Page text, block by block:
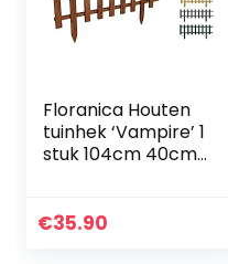
Floranica Houten
tuinhek ‘Vampire’ 1
stuk 104cm 40cm
grenen hekwerk
€35.90